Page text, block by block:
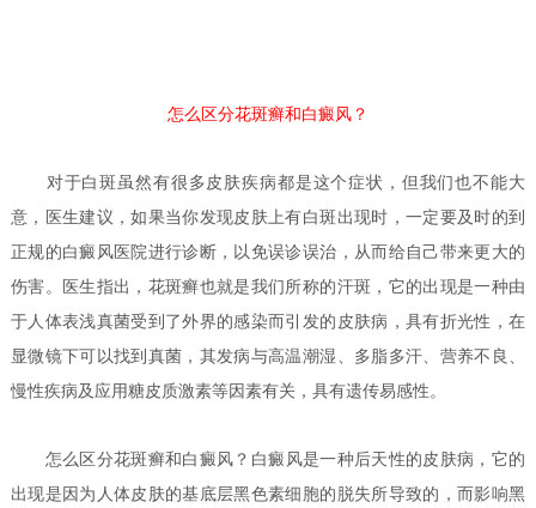
怎么区分花斑癣和白癜风？
对于白斑虽然有很多皮肤疾病都是这个症状，但我们也不能大
意，医生建议，如果当你发现皮肤上有白斑出现时，一定要及时的到
正规的白癜风医院进行诊断，以免误诊误治，从而给自己带来更大的
伤害。医生指出，花斑癣也就是我们所称的汗斑，它的出现是一种由
于人体表浅真菌受到了外界的感染而引发的皮肤病，具有折光性，在
显微镜下可以找到真菌，其发病与高温潮湿、多脂多汗、营养不良、
慢性疾病及应用糖皮质激素等因素有关，具有遗传易感性。
怎么区分花斑癣和白癜风？ 白癜风是一种后天性的皮肤病，它的
出现是因为人体皮肤的基底层黑色素细胞的脱失所导致的，而影响黑